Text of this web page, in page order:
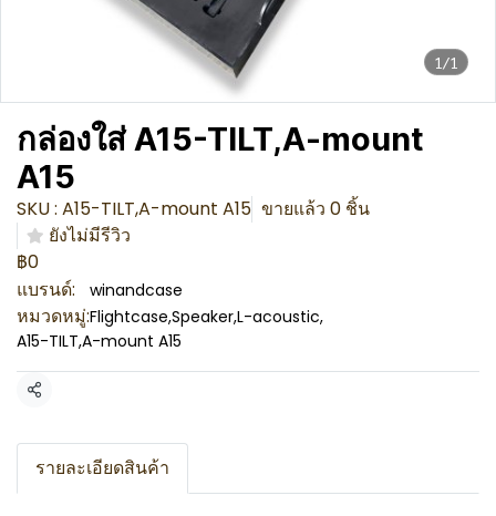
1/1
กล่องใส่ A15-TILT,A-mount
A15
SKU : A15-TILT,A-mount A15 ขายแล้ว 0 ชิ้น
ยังไม่มีรีวิว
฿0
แบรนด์:
winandcase
หมวดหมู่:Flightcase,Speaker,L-acoustic,
A15-TILT,A-mount A15
แชร์
รายละเอียดสินค้า